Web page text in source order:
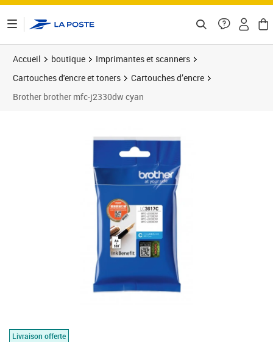
Accueil boutique
Imprimantes et scanners
Cartouches d'encre et toners
Cartouches d’encre
Brother brother mfc-j2330dw cyan
Livraison offerte